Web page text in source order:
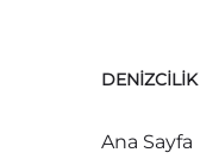
DENIZCILIK
Ana Sayfa